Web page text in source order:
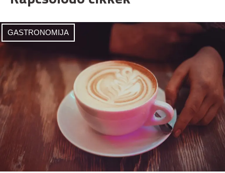
GASTRONOMIJA